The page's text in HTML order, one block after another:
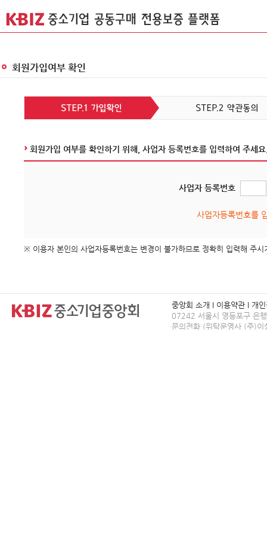
회원가입여부 확인
회원가입 여부를 확인하기 위해, 사업자 등록번호를 입력하여 주세
사업자 등록번호
사업자등록번호를
※ 이용자 본인의 사업자등록번호는 변경이 불가하므로 정확히 입력해 주시
중앙회 소개 I 이용약관 I 개
07242 서울시 영등포구 은
문의전화 (위탁운영사 (주)